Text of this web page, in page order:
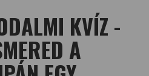
KVÍZ -
A